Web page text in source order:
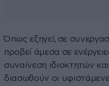
Όπως εξηγεί, σε
προβεί άμεσα σε
συναίνεση ιδιοκτητών
διασωθούν οι